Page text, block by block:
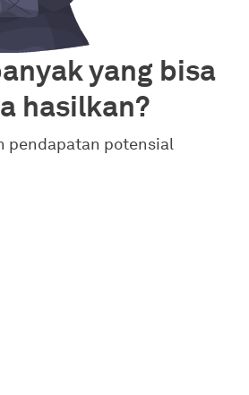
yang bisa
hasilkan?
pendapatan potensial